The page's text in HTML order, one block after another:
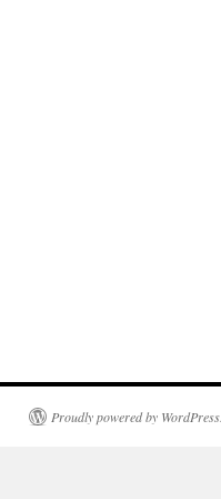
Proudly powered by WordPress.